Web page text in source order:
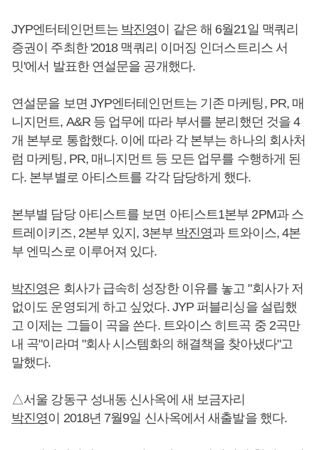
JYP엔터테인먼트는 박진영이 같은 해 6월21일 맥쿼리
증권이 주최한 '2018 맥쿼리 이머징 인더스트리스 서
밋'에서 발표한 연설문을 공개했다.
연설문을 보면 JYP엔터테인먼트는 기존 마케팅, PR, 매
니지먼트, A&R 등 업무에 따라 부서를 분리했던 것을 4
개 본부로 통합했다. 이에 따라 각 본부는 하나의 회사처
럼 마케팅, PR, 매니지먼트 등 모든 업무를 수행하게 된
다. 본부별로 아티스트를 각각 담당하게 했다.
본부별 담당 아티스트를 보면 아티스트1본부 2PM과 스
트레이키즈, 2본부 있지, 3본부 박진영과 트와이스, 4본
부 엔믹스로 이루어져 있다.
박진영은 회사가 급속히 성장한 이유를 놓고 "회사가 저
없이도 운영되게 하고 싶었다. JYP 퍼블리싱을 설립했
고 이제는 그들이 곡을 쓴다. 트와이스 히트곡 중 2곡만
내 곡"이라며 "회사 시스템화의 해결책을 찾아냈다"고
말했다.
△서울 강동구 성내동 신사옥에 새 보금자리
박진영이 2018년 7월9일 신사옥에서 새출발을 했다.